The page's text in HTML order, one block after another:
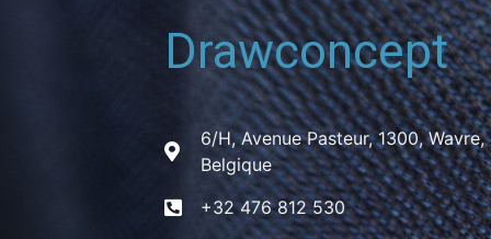
Drawconcept
6/H, Avenue Pasteur, 1300, Wavre,
Belgique
+32 476 812 530